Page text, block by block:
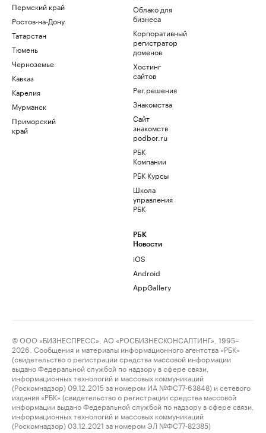
Пермский край
Ростов-на-Дону
Татарстан
Тюмень
Черноземье
Кавказ
Карелия
Мурманск
Приморский
край
Облако для
бизнеса
Корпоративный
регистратор
доменов
Хостинг
сайтов
Рег.решения
Знакомства
Сайт
знакомств
podbor.ru
РБК
Компании
РБК Курсы
Школа
управления
РБК
РБК
Новости
iOS
Android
AppGallery
© ООО «БИЗНЕСПРЕСС», АО «РОСБИЗНЕСКОНСАЛТИНГ», 1995–
2026. Сообщения и материалы информационного агентства «РБК»
(свидетельство о регистрации средства массовой информации
выдано Федеральной службой по надзору в сфере связи,
информационных технологий и массовых коммуникаций
(Роскомнадзор) 09.12.2015 за номером ИА №ФС77-63848) и сетевого
издания «РБК» (свидетельство о регистрации средства массовой
информации выдано Федеральной службой по надзору в сфере связи,
информационных технологий и массовых коммуникаций
(Роскомнадзор) 03.12.2021 за номером ЭЛ №ФС77-82385)